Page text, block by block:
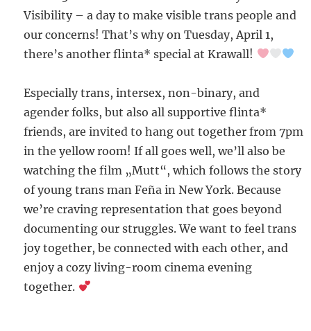
Visibility – a day to make visible trans people and
our concerns! That’s why on Tuesday, April 1,
there’s another flinta* special at Krawall!
Especially trans, intersex, non-binary, and
agender folks, but also all supportive flinta*
friends, are invited to hang out together from 7pm
in the yellow room! If all goes well, we’ll also be
watching the film „Mutt“, which follows the story
of young trans man Feña in New York. Because
we’re craving representation that goes beyond
documenting our struggles. We want to feel trans
joy together, be connected with each other, and
enjoy a cozy living-room cinema evening
together.